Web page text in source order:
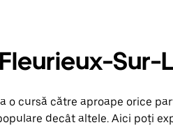
Sur-
o cursă către aproape orice
decât altele. Aici poți